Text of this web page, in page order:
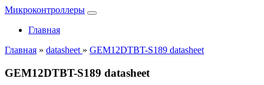
Микроконтроллеры
Главная
Главная » datasheet » GEM12DTBT-S189 datasheet
GEM12DTBT-S189 datasheet